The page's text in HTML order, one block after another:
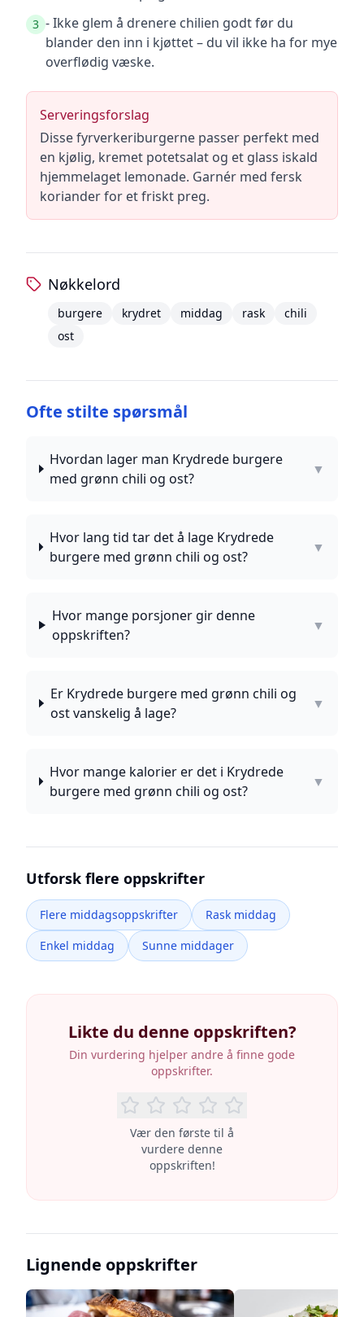
3 - Ikke glem å drenere chilien godt før du
blander den inn i kjøttet – du vil ikke ha for mye
overflødig væske.
Serveringsforslag
Disse fyrverkeriburgerne passer perfekt med
en kjølig, kremet potetsalat og et glass iskald
hjemmelaget lemonade. Garnér med fersk
koriander for et friskt preg.
Nøkkelord
burgere krydret middag rask
chili
ost
Ofte stilte spørsmål
Hvordan lager man Krydrede burgere
med grønn chili og ost?
▼
Hvor lang tid tar det å lage Krydrede
burgere med grønn chili og ost?
▼
Hvor mange porsjoner gir denne
oppskriften?
▼
Er Krydrede burgere med grønn chili og
ost vanskelig å lage?
▼
Hvor mange kalorier er det i Krydrede
burgere med grønn chili og ost?
▼
Utforsk flere oppskrifter
Flere middagsoppskrifter
Rask middag
Enkel middag
Sunne middager
Likte du denne oppskriften?
Din vurdering hjelper andre å finne gode
oppskrifter.
Vær den første til å
vurdere denne
oppskriften!
Lignende oppskrifter